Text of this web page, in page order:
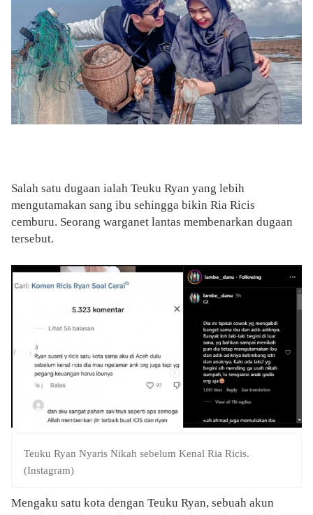
Salah satu dugaan ialah Teuku Ryan yang lebih
mengutamakan sang ibu sehingga bikin Ria Ricis
cemburu. Seorang warganet lantas membenarkan dugaan
tersebut.
Teuku Ryan Nyaris Nikah sebelum Kenal Ria Ricis.
(Instagram)
Mengaku satu kota dengan Teuku Ryan, sebuah akun